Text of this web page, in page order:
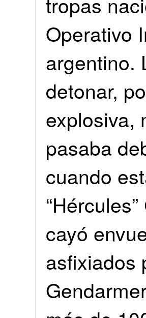
Operativo
argentino.
detonar,
explosiva,
pasaba
cuando
cayó
asfixiados